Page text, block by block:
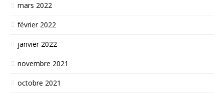
mars 2022
février 2022
janvier 2022
novembre 2021
octobre 2021